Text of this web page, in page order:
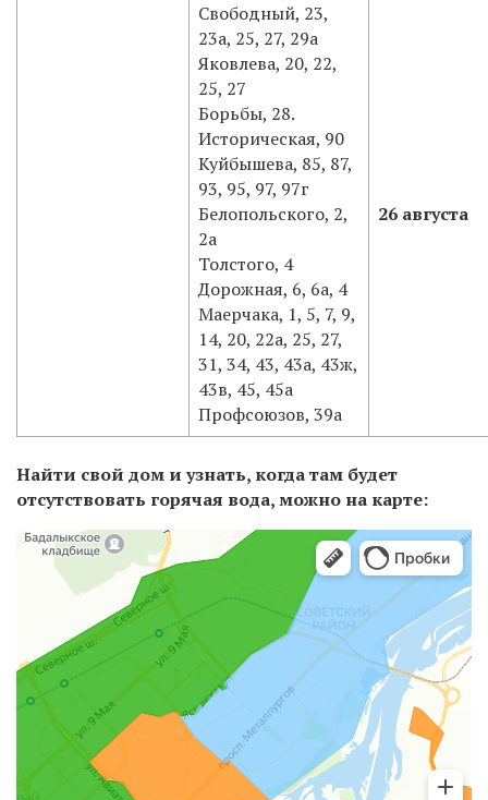
Свободный, 23,
23а, 25, 27, 29а
Яковлева, 20, 22,
25, 27
Борьбы, 28.
Историческая, 90
Куйбышева, 85, 87,
93, 95, 97, 97г
Белопольского, 2,
2а
Толстого, 4
Дорожная, 6, 6а, 4
Маерчака, 1, 5, 7, 9,
14, 20, 22а, 25, 27,
31, 34, 43, 43а, 43ж,
43в, 45, 45а
Профсоюзов, 39а
26 августа
Найти свой дом и узнать, когда там будет
отсутствовать горячая вода, можно на карте: